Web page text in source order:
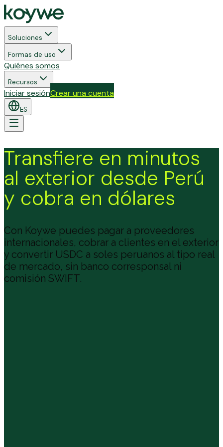
Soluciones
Formas de uso
Quiénes somos
Recursos
Iniciar sesiónCrear una cuenta
ES
Transfiere en minutos
al exterior desde Perú
y cobra en dólares
Con Koywe puedes pagar a proveedores
internacionales, cobrar a clientes en el exterior
y convertir USDC a soles peruanos al tipo real
de mercado, sin banco corresponsal ni
comisión SWIFT.